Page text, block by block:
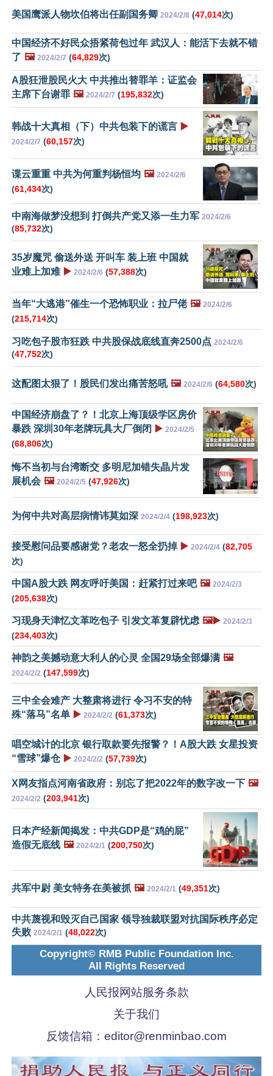
美国鹰派人物坎伯将出任副国务卿 2024/2/8 (47,014次)
中国经济不好民众捂紧荷包过年 武汉人：能活下去就不错
了 🖼️ 2024/2/7 (64,829次)
A股狂泄股民火大 中共推出替罪羊：证监会
主席下台谢罪 🖼️ 2024/2/7 (195,832次)
韩战十大真相（下）中共包装下的谎言 ▶️
2024/2/7 (60,157次)
谍云重重 中共为何重判杨恒均 🖼️ 2024/2/6
(61,434次)
中南海做梦没想到 打倒共产党又添一生力军 2024/2/6
(85,732次)
35岁魔咒 偷送外送 开叫车 装上班 中国就
业难上加难 ▶️ 2024/2/6 (57,388次)
当年“大逃港”催生一个恐怖职业：拉尸佬 🖼️ 2024/2/6
(215,714次)
习吃包子股市狂跌 中共股保战底线直奔2500点 2024/2/6
(47,752次)
这配图太狠了！股民们发出痛苦怒吼 🖼️ 2024/2/6 (64,580次)
中国经济崩盘了？！北京上海顶级学区房价
暴跌 深圳30年老牌玩具大厂倒闭 ▶️ 2024/2/5
(68,806次)
悔不当初与台湾断交 多明尼加错失晶片发
展机会 🖼️ 2024/2/5 (47,926次)
为何中共对高层病情讳莫如深 2024/2/4 (198,923次)
接受慰问品要感谢党？老农一怒全扔掉 ▶️ 2024/2/4 (82,705
次)
中国A股大跌 网友呼吁美国：赶紧打过来吧 🖼️ 2024/2/3
(205,638次)
习现身天津忆文革吃包子 引发文革复辟忧虑 🖼️▶️ 2024/2/3
(234,403次)
神韵之美撼动意大利人的心灵 全国29场全部爆满 🖼️
2024/2/2 (147,599次)
三中全会难产 大整肃将进行 令习不安的特
殊“落马”名单 ▶️ 2024/2/2 (61,373次)
唱空城计的北京 银行取款要先报警？！A股大跌 女星投资
“雪球”爆仓 ▶️ 2024/2/2 (57,739次)
X网友指点河南省政府：别忘了把2022年的数字改一下 🖼️
2024/2/2 (203,941次)
日本产经新闻揭发：中共GDP是“鸡的屁”
造假无底线 🖼️ 2024/2/1 (200,750次)
共军中尉 美女特务在美被抓 🖼️ 2024/2/1 (49,351次)
中共蔑视和毁灭自己国家 领导独裁联盟对抗国际秩序必定
失败 2024/2/1 (48,022次)
Copyright© RMB Public Foundation Inc.
All Rights Reserved
人民报网站服务条款
关于我们
反馈信箱： editor@renminbao.com